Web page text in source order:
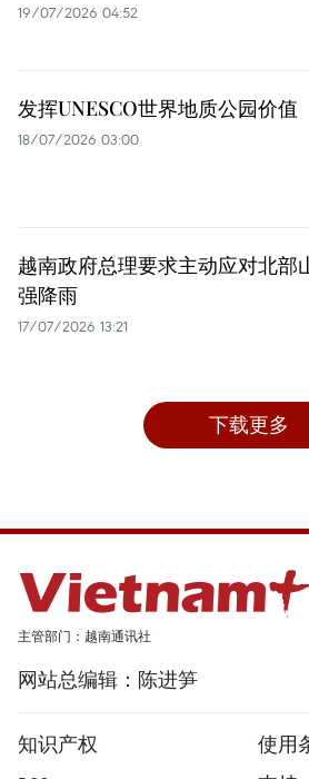
19/07/2026 04:52
发挥UNESCO世界地质公园价值
18/07/2026 03:00
越南政府总理要求主动应对北部
强降雨
17/07/2026 13:21
下载更多
主管部门：越南通讯社
网站总编辑：陈进笋
知识产权
使用